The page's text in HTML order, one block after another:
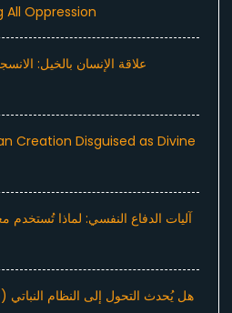
All Oppression
علاقة الإنسان بالخيل:
Creation Disguised as Divine
آليات الدفاع النفسي: لماذا
هل يُحدث التحول إلى النظام